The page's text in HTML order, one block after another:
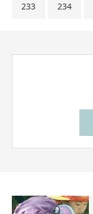
233 234